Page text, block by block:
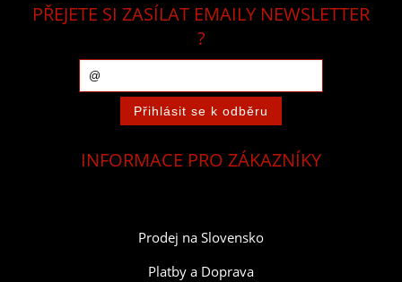
PŘEJETE SI ZASÍLAT EMAILY NEWSLETTER
?
INFORMACE PRO ZÁKAZNÍKY
Prodej na Slovensko
Platby a Doprava